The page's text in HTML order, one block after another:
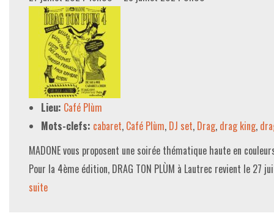
Lieu: Café Plùm
Mots-clefs: cabaret, Café Plùm, DJ set, Drag, drag king,
MADONE vous proposent une soirée thématique haute en
Pour la 4ème édition, DRAG TON PLÙM à Lautrec revient le 27
suite­­